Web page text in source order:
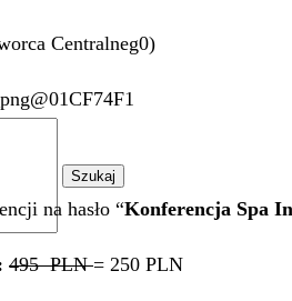
Szukaj
Centralneg0)
na hasło “Konferencja Spa
495 PLN= 250 PLN